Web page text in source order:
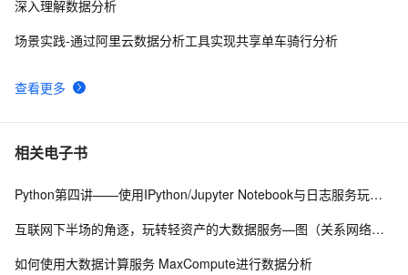
查看更多
深入理解数据分析
场景实践-通过阿里云数据分析工具实现共享单车骑行分析
相关电子书
Python第四讲——使用IPython/Jupyter Notebook与日志服务玩转超大规模数据分析与可视化
互联网下半场的角逐，玩转轻资产的大数据服务—图（关系网络）数据分析与阿里应用
如何使用大数据计算服务 MaxCompute进行数据分析